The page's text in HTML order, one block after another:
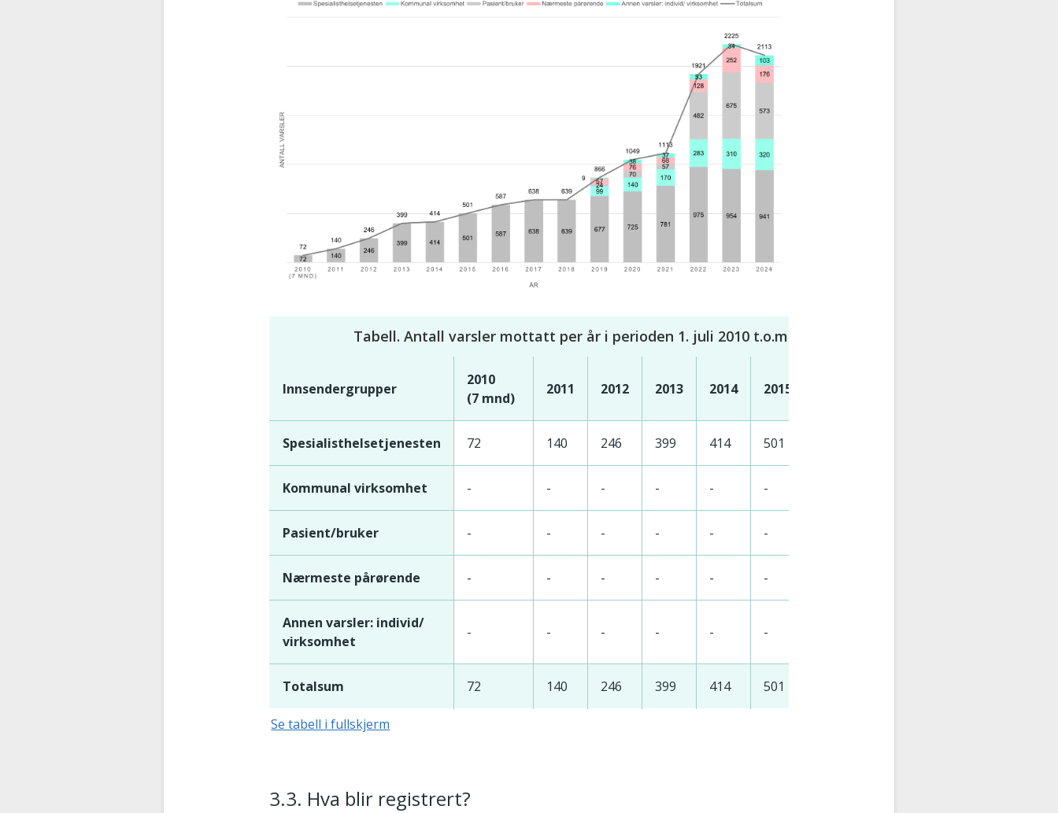
Tabell. Antall varsler mottatt per år i perioden 1. juli 2010 t.o.m. 31. desember 2024. Varslene er
Innsendergrupper
2010
(7 mnd)
2011 2012 2013 2014 2015
Spesialisthelsetjenesten 72 140 246 399 414 501
Kommunal virksomhet - - - - - -
Pasient/bruker - - - - - -
Nærmeste pårørende - - - - - -
Annen varsler: individ/
virksomhet
- - - - - -
Totalsum 72 140 246 399 414 501
Se tabell i fullskjerm
3.3. Hva blir registrert?